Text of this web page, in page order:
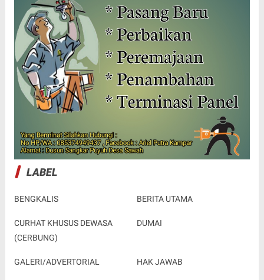
LABEL
BENGKALIS BERITA UTAMA
CURHAT KHUSUS DEWASA
(CERBUNG)
DUMAI
GALERI/ADVERTORIAL HAK JAWAB